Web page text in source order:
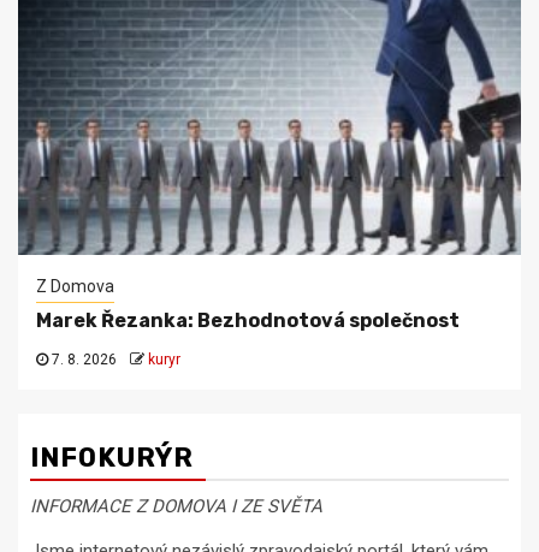
Z Domova
Marek Řezanka: Bezhodnotová společnost
7. 8. 2026 kuryr
INFOKURÝR
INFORMACE Z DOMOVA I ZE SVĚTA